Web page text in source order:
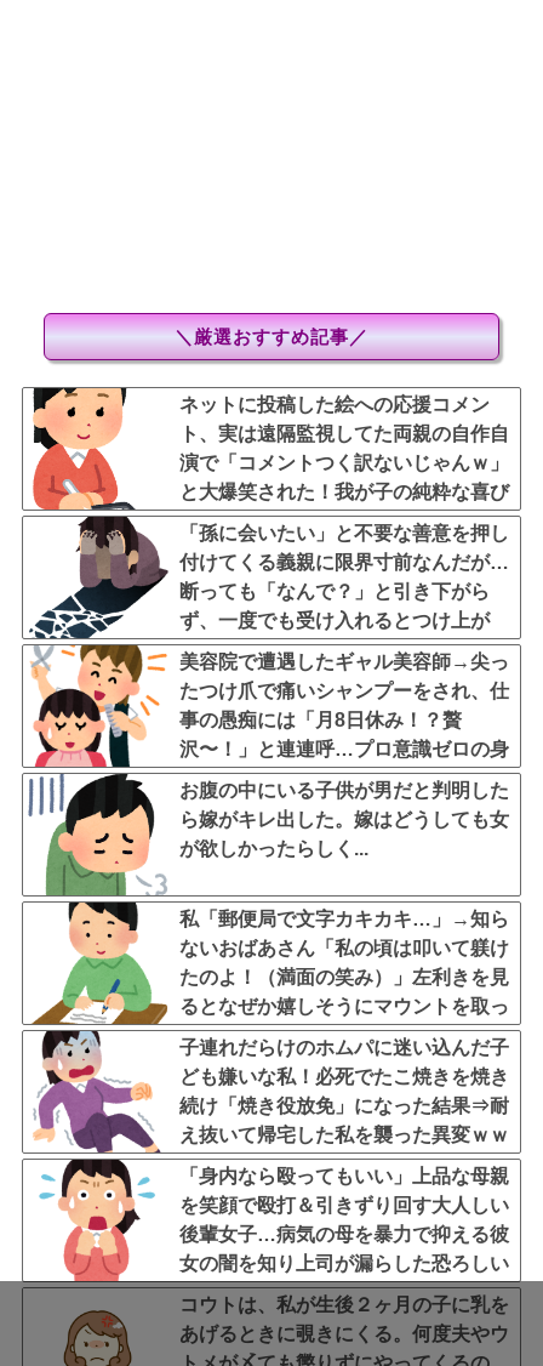
＼厳選おすすめ記事／
ネットに投稿した絵への応援コメン
ト、実は遠隔監視してた両親の自作自
演で「コメントつく訳ないじゃんｗ」
と大爆笑された！我が子の純粋な喜び
を踏みにじる毒親と絶縁を決断
「孫に会いたい」と不要な善意を押し
付けてくる義親に限界寸前なんだが…
断っても「なんで？」と引き下がら
ず、一度でも受け入れるとつけ上が
り、夫の注意も効果がなく、拒否し続
けることで精神的に追い詰められてる
美容院で遭遇したギャル美容師→尖っ
たつけ爪で痛いシャンプーをされ、仕
事の愚痴には「月8日休み！？贅
沢〜！」と連連呼…プロ意識ゼロの身
だしなみと、客に嫉妬してマウントを
取ってくるのが不快すぎ・・・
お腹の中にいる子供が男だと判明した
ら嫁がキレ出した。嫁はどうしても女
が欲しかったらしく...
私「郵便局で文字カキカキ…」→知ら
ないおばあさん「私の頃は叩いて躾け
たのよ！（満面の笑み）」左利きを見
るとなぜか嬉しそうにマウントを取っ
てくる老人なんなん？
子連れだらけのホムパに迷い込んだ子
ども嫌いな私！必死でたこ焼きを焼き
続け「焼き役放免」になった結果⇒耐
え抜いて帰宅した私を襲った異変ｗｗ
ｗ←ストレスで37.5度の熱が出るのは
凄まじい
「身内なら殴ってもいい」上品な母親
を笑顔で殴打＆引きずり回す大人しい
後輩女子…病気の母を暴力で抑える彼
女の闇を知り上司が漏らした恐ろしい
一言←第三者の介入が必要だろ
コウトは、私が生後２ヶ月の子に乳を
あげるときに覗きにくる。何度夫やウ